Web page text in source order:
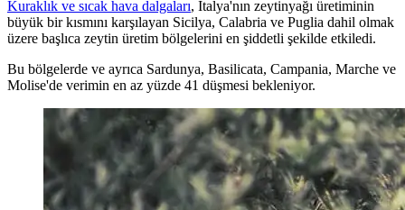
Kuraklık ve sıcak hava dalgaları, İtalya'nın zeytinyağı üretiminin
büyük bir kısmını karşılayan Sicilya, Calabria ve Puglia dahil olmak
üzere başlıca zeytin üretim bölgelerini en şiddetli şekilde etkiledi.
Bu bölgelerde ve ayrıca Sardunya, Basilicata, Campania, Marche ve
Molise'de verimin en az yüzde 41 düşmesi bekleniyor.